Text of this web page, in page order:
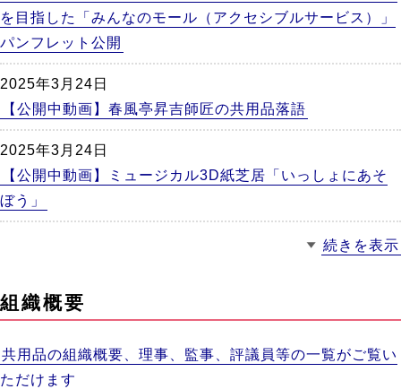
を目指した「みんなのモール（アクセシブルサービス）」
パンフレット公開
2025年3月24日
【公開中動画】春風亭昇吉師匠の共用品落語
2025年3月24日
【公開中動画】ミュージカル3D紙芝居「いっしょにあそ
ぼう」
続きを表示
組織概要
共用品の組織概要、理事、監事、評議員等の一覧がご覧い
ただけます